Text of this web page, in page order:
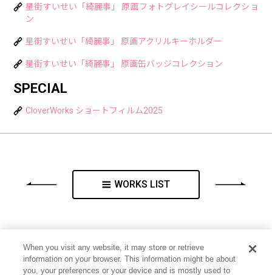
星街すいせい「綺麗事」 原画フォトグレイシールコレクショ
ン
星街すいせい「綺麗事」 原画アクリルキーホルダー
星街すいせい「綺麗事」 原画缶バッジコレクション
SPECIAL
CloverWorks ショートフィルム2025
WORKS LIST
When you visit any website, it may store or retrieve
information on your browser. This information might be about
you, your preferences or your device and is mostly used to